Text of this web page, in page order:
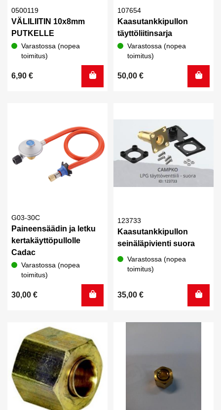
0500119
VÄLILIITIN 10x8mm
PUTKELLE
Varastossa (nopea
toimitus)
6,90 €
107654
Kaasutankkipullon
täyttöliitinsarja
Varastossa (nopea
toimitus)
50,00 €
G03-30C
Paineensäädin ja letku
kertakäyttöpullolle
Cadac
Varastossa (nopea
toimitus)
30,00 €
123733
Kaasutankkipullon
seinäläpivienti suora
Varastossa (nopea
toimitus)
35,00 €